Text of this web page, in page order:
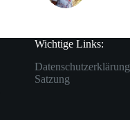
Wichtige Links:
Datenschutzerklärung
Satzung